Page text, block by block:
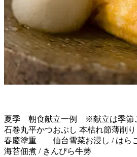
夏季 朝食献立一例 ※献立は季節
石巻丸平かつおぶし 本枯れ節薄削り
春慶塗重 仙台雪菜お浸し / はら
海苔佃煮 / きんぴら牛蒡